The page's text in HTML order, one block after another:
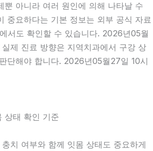
뿐 아니라 여러 원인에 의해 나타날 수
중요하다는 기본 정보는 외부 공식 자료
에서도 확인할 수 있습니다. 2026년05월
제 진료 방향은 지역치과에서 구강 상
단해야 합니다. 2026년05월27일 10시
상태 확인 기준
치 여부와 함께 잇몸 상태도 중요하게